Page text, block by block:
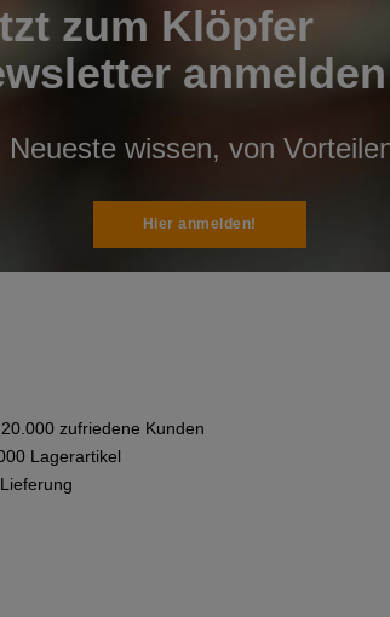
zum Klöpfer
Neueste wissen, von
Hier anmelden!
zufriedene Kunden
Lagerartikel